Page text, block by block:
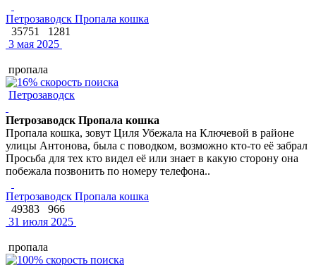
Петрозаводск Пропала кошка
35751
1281
3 мая 2025
пропала
Петрозаводск
Петрозаводск Пропала кошка
Пропала кошка, зовут Циля Убежала на Ключевой в районе
улицы Антонова, была с поводком, возможно кто-то её забрал
Просьба для тех кто видел её или знает в какую сторону она
побежала позвонить по номеру телефона..
Петрозаводск Пропала кошка
49383
966
31 июля 2025
пропала